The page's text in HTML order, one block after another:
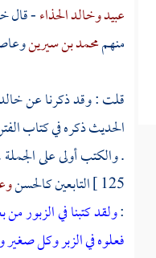
عبيدوخالد الحذاء- قال
منهممحمد بن سيرين
قلت : وقد ذكرنا عن
الحديث ذكره في كتاب
. والكتب أولى على
125 ] التابعينكالحسن
:ولقد كتبنا في الزبور
فعلوه في الزبر وكل